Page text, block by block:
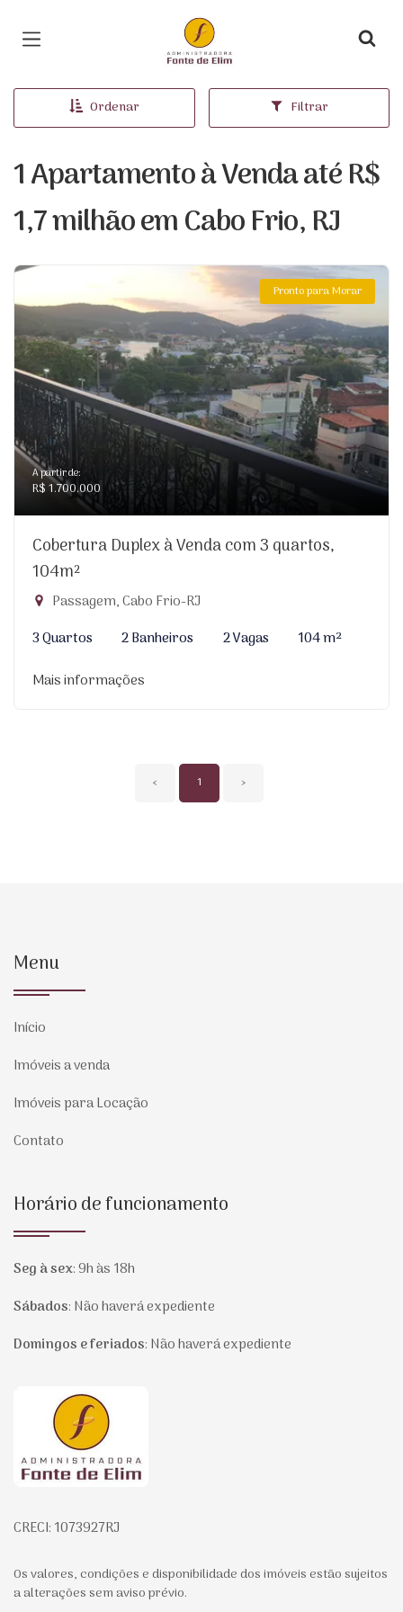
Página inicial
Ordenar Filtrar
1 Apartamento à Venda até R$
1,7 milhão em Cabo Frio, RJ
Pronto para Morar
A partir de:
R$ 1.700.000
Cobertura Duplex à Venda com 3 quartos,
104m²
Passagem, Cabo Frio-RJ
3 Quartos
2 Banheiros 2 Vagas
104 m²
Mais informações
‹ 1 ›
Menu
Início
Imóveis a venda
Imóveis para Locação
Contato
Horário de funcionamento
Seg à sex:9h às 18h
Sábados: Não haverá expediente
Domingos e feriados: Não haverá expediente
Página inicial
CRECI: 1073927RJ
Os valores, condições e disponibilidade dos imóveis estão sujeitos
a alterações sem aviso prévio.